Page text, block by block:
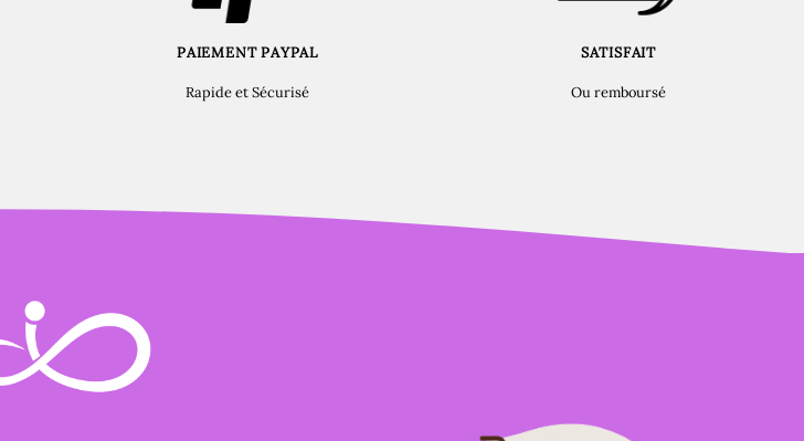
PAIEMENT PAYPAL
Rapide et Sécurisé
SATISFAIT
Ou remboursé